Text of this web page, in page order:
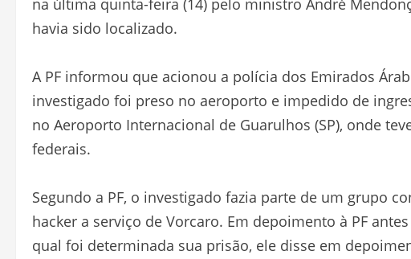
na última quinta-feira (14) pelo ministro André
havia sido localizado.
A PF informou que acionou a polícia dos Emirados
investigado foi preso no aeroporto e impedido de
no Aeroporto Internacional de Guarulhos (SP), onde
federais.
Segundo a PF, o investigado fazia parte de um grupo
hacker a serviço de Vorcaro. Em depoimento à PF
qual foi determinada sua prisão, ele disse em